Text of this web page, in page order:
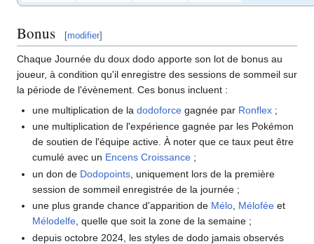
Bonus [modifier]
Chaque Journée du doux dodo apporte son lot de bonus au
joueur, à condition qu'il enregistre des sessions de sommeil sur
la période de l'évènement. Ces bonus incluent :
une multiplication de ladodoforce gagnée par Ronflex ;
une multiplication de l'expérience gagnée par les Pokémon
de soutien de l'équipe active. À noter que ce taux peut être
cumulé avec un Encens Croissance ;
un don de Dodopoints , uniquement lors de la première
session de sommeil enregistrée de la journée ;
une plus grande chance d'apparition de Mélo, Mélofée et
Mélodelfe, quelle que soit la zone de la semaine ;
depuis octobre 2024, les styles de dodo jamais observés